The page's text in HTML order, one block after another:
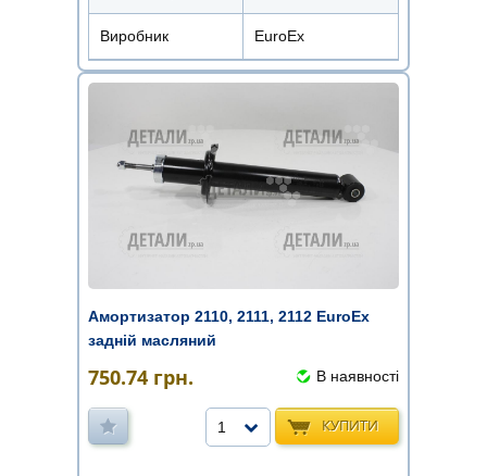
Виробник EuroEx
Амортизатор 2110, 2111, 2112 EuroEx
задній масляний
750.74 грн. В наявності
КУПИТИ
1